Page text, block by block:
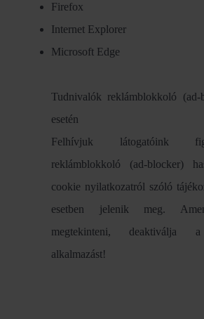
Firefox
Internet Explorer
Microsoft Edge
Tudnivalók reklámblokkoló (ad-
esetén
Felhívjuk látogatóink
reklámblokkoló (ad-blocker)
cookie nyilatkozatról szóló
esetben jelenik meg.
megtekinteni, deaktiválja a
alkalmazást!